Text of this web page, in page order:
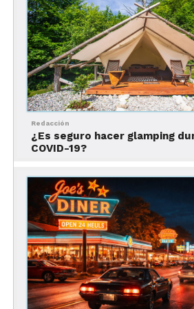
2. Washington
Puerta de entrada a la belleza
Pacífico, Washington es un
amantes de la naturaleza, gracias
diversidad de paisajes y climas a
entre sí. Aquí, los aventureros
todo desde altas montañas hasta
y bosques exuberantes.
Redacción
¿Es seguro hacer glamping
COVID-19?